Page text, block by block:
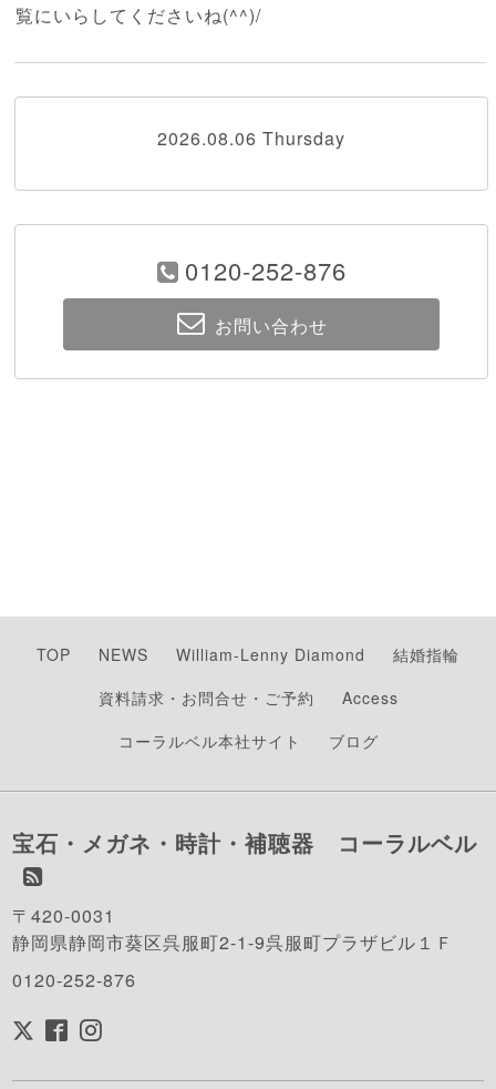
覧にいらしてくださいね(^^)/
2026.08.06 Thursday
0120-252-876
お問い合わせ
TOP NEWS William-Lenny Diamond
結婚指輪
資料請求・お問合せ・ご予約
Access
コーラルベル本社サイト
ブログ
宝石・メガネ・時計・補聴器 コーラルベル
〒420-0031
静岡県静岡市葵区呉服町2-1-9呉服町プラザビル１Ｆ
0120-252-876